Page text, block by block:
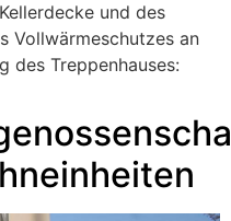
und des
Vollwärmeschutzes an
des Treppenhauses: